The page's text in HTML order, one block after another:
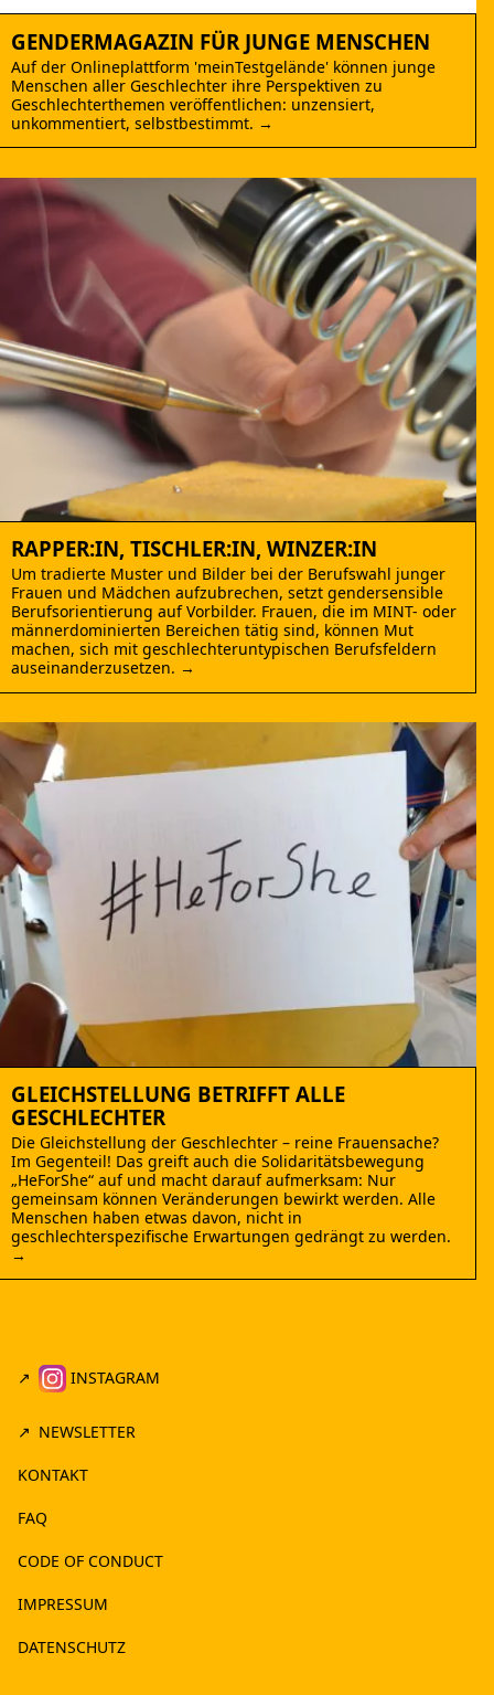
GENDERMAGAZIN FÜR JUNGE MENSCHEN
Auf der Onlineplattform 'meinTestgelände' können junge
Menschen aller Geschlechter ihre Perspektiven zu
Geschlechterthemen veröffentlichen: unzensiert,
unkommentiert, selbstbestimmt. →
RAPPER:IN, TISCHLER:IN, WINZER:IN
Um tradierte Muster und Bilder bei der Berufswahl junger
Frauen und Mädchen aufzubrechen, setzt gendersensible
Berufsorientierung auf Vorbilder. Frauen, die im MINT- oder
männerdominierten Bereichen tätig sind, können Mut
machen, sich mit geschlechteruntypischen Berufsfeldern
auseinanderzusetzen. →
GLEICHSTELLUNG BETRIFFT ALLE
GESCHLECHTER
Die Gleichstellung der Geschlechter – reine Frauensache?
Im Gegenteil! Das greift auch die Solidaritätsbewegung
„HeForShe“ auf und macht darauf aufmerksam: Nur
gemeinsam können Veränderungen bewirkt werden. Alle
Menschen haben etwas davon, nicht in
geschlechterspezifische Erwartungen gedrängt zu werden.
→
INSTAGRAM
NEWSLETTER
KONTAKT
FAQ
CODE OF CONDUCT
IMPRESSUM
DATENSCHUTZ